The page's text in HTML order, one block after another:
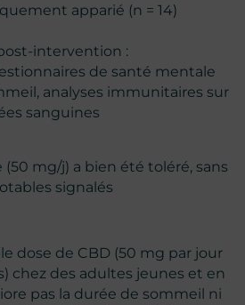
apparié (n = 14)
intervention :
de santé mentale
analyses immunitaires sur
sanguines
(50 mg/j) a bien été toléré, sans
signalés
dose de CBD (50 mg par jour
chez des adultes jeunes et en
pas la durée de sommeil ni